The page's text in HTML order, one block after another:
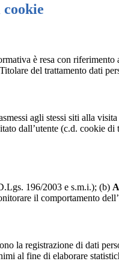
è resa con
del trattamento dati
agli stessi siti alla visita
dall’utente (c.d. cookie
196/2003 e s.m.i.); (b)
il comportamento
la registrazione di dati
al fine di elaborare